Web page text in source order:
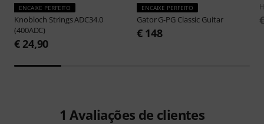
ENCAIXE PERFEITO
Knobloch StringsADC34.0
(400ADC)
€ 24,90
ENCAIXE PERFEITO
GatorG-PG Classic Guitar
€ 148
1 Avaliações de clientes